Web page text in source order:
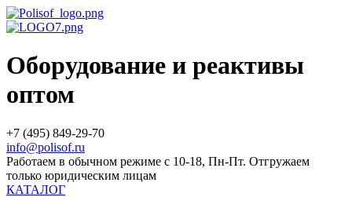
Оборудование и реактивы
оптом
+7 (495) 849-29-70
info@polisof.ru
Работаем в обычном режиме с 10-18, Пн-Пт. Отгружаем
только юридическим лицам
КАТАЛОГ